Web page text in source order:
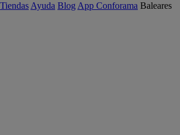
Tiendas Ayuda Blog App Conforama Baleares